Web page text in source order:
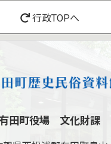
行政TOPへ
田町役場 文化財課